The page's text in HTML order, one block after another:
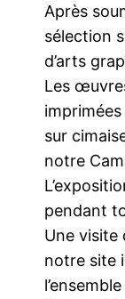
Après
sélection
d’arts
Les
sur
notre
pendant
Une visite
notre site